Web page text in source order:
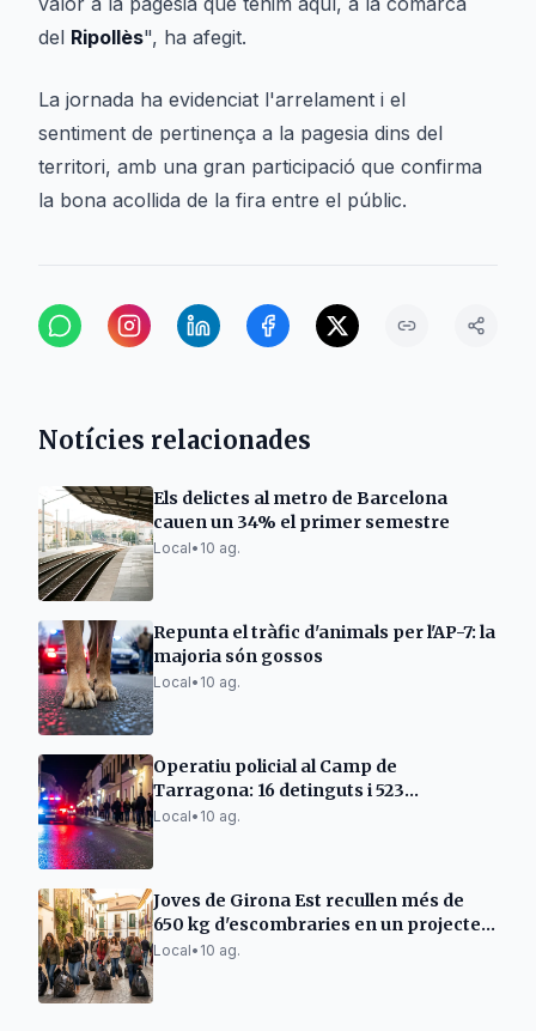
del Ripollès", ha afegit.
La jornada ha evidenciat l'arrelament i el
sentiment de pertinença a la pagesia dins del
territori, amb una gran participació que confirma
la bona acollida de la fira entre el públic.
Notícies relacionades
Els delictes al metro de Barcelona
cauen un 34% el primer semestre
Local• 10 ag.
Repunta el tràfic d'animals per l'AP-7: la
majoria són gossos
Local• 10 ag.
Operatiu policial al Camp de
Tarragona: 16 detinguts i 523
identificats
Local• 10 ag.
Joves de Girona Est recullen més de
650 kg d'escombraries en un projecte
comunitari
Local• 10 ag.